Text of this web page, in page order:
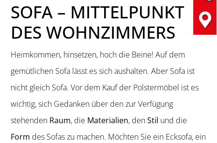
SOFA – MITTELPUNKT
DES WOHNZIMMERS
Heimkommen, hinsetzen, hoch die Beine! Auf dem
gemütlichen Sofa lässt es sich aushalten. Aber Sofa ist
nicht gleich Sofa. Vor dem Kauf der Polstermöbel ist es
wichtig, sich Gedanken über den zur Verfügung
stehenden Raum, die Materialien, denStil und die
Form des Sofas zu machen. Möchten Sie ein Ecksofa, ein